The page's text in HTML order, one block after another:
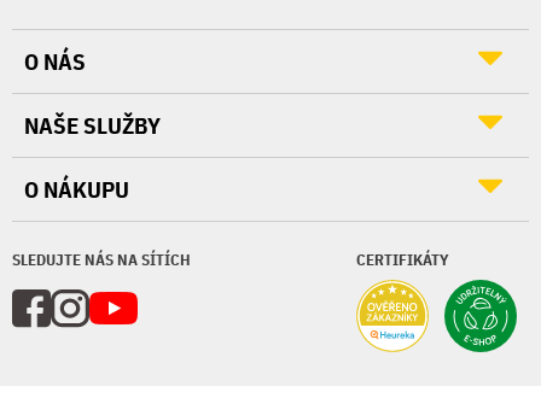
SLEDUJTE NÁS NA SÍTÍCH CERTIFIKÁTY
O NÁS
NAŠE SLUŽBY
O NÁKUPU